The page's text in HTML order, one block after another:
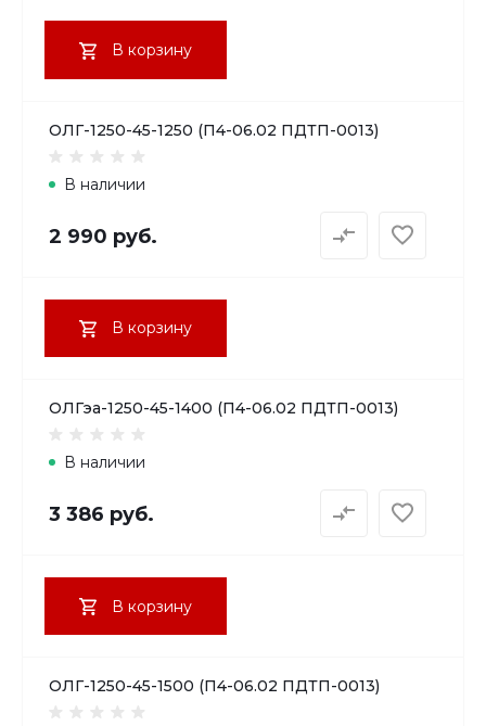
В корзину
ОЛГ-1250-45-1250 (П4-06.02 ПДТП-0013)
В наличии
2 990 руб.
В корзину
ОЛГэа-1250-45-1400 (П4-06.02 ПДТП-0013)
В наличии
3 386 руб.
В корзину
ОЛГ-1250-45-1500 (П4-06.02 ПДТП-0013)